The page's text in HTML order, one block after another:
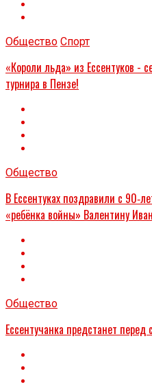
Общество Спорт
«Короли льда» из Ессентуков -
турнира в Пензе!
Общество
В Ессентуках поздравили с
«ребёнка войны» Валентину
Общество
Ессентучанка предстанет перед